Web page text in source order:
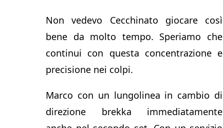
Non vedevo Cecchinato giocare così
bene da molto tempo. Speriamo che
continui con questa concentrazione e
precisione nei colpi.
Marco con un lungolinea in cambio di
direzione brekka immediatamente